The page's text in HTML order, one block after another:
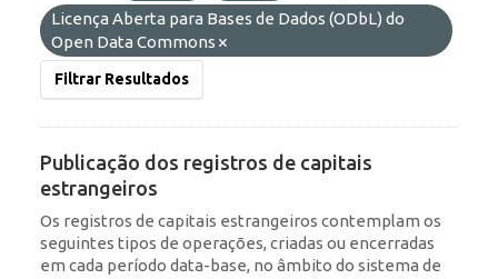
Licença Aberta para Bases de Dados (ODbL) do
Open Data Commons
Filtrar Resultados
Publicação dos registros de capitais
estrangeiros
Os registros de capitais estrangeiros contemplam os
seguintes tipos de operações, criadas ou encerradas
em cada período data-base, no âmbito do sistema de